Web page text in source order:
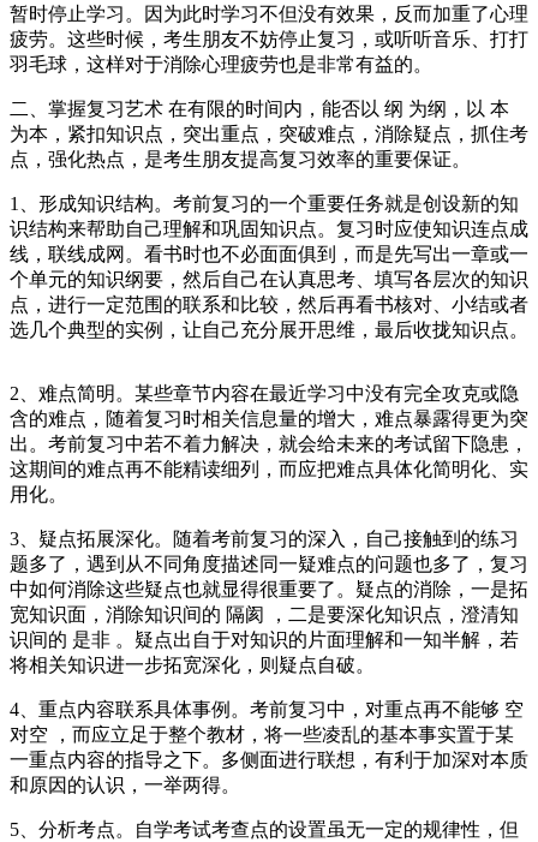
暂时停止学习。因为此时学习不但没有效果，反而加重了心理
疲劳。这些时候，考生朋友不妨停止复习，或听听音乐、打打
羽毛球，这样对于消除心理疲劳也是非常有益的。
二、掌握复习艺术 在有限的时间内，能否以 纲 为纲，以 本
为本，紧扣知识点，突出重点，突破难点，消除疑点，抓住考
点，强化热点，是考生朋友提高复习效率的重要保证。
1、形成知识结构。考前复习的一个重要任务就是创设新的知
识结构来帮助自己理解和巩固知识点。复习时应使知识连点成
线，联线成网。看书时也不必面面俱到，而是先写出一章或一
个单元的知识纲要，然后自己在认真思考、填写各层次的知识
点，进行一定范围的联系和比较，然后再看书核对、小结或者
选几个典型的实例，让自己充分展开思维，最后收拢知识点。
2、难点简明。某些章节内容在最近学习中没有完全攻克或隐
含的难点，随着复习时相关信息量的增大，难点暴露得更为突
出。考前复习中若不着力解决，就会给未来的考试留下隐患，
这期间的难点再不能精读细列，而应把难点具体化简明化、实
用化。
3、疑点拓展深化。随着考前复习的深入，自己接触到的练习
题多了，遇到从不同角度描述同一疑难点的问题也多了，复习
中如何消除这些疑点也就显得很重要了。疑点的消除，一是拓
宽知识面，消除知识间的 隔阂 ，二是要深化知识点，澄清知
识间的 是非 。疑点出自于对知识的片面理解和一知半解，若
将相关知识进一步拓宽深化，则疑点自破。
4、重点内容联系具体事例。考前复习中，对重点再不能够 空
对空 ，而应立足于整个教材，将一些凌乱的基本事实置于某
一重点内容的指导之下。多侧面进行联想，有利于加深对本质
和原因的认识，一举两得。
5、分析考点。自学考试考查点的设置虽无一定的规律性，但